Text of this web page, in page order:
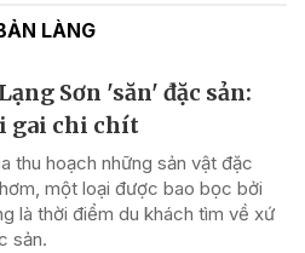
LÀNG
Sơn 'săn' đặc sản:
gai chi chít
thu hoạch những sản vật đặc
một loại được bao bọc bởi
là thời điểm du khách tìm về xứ
sản.